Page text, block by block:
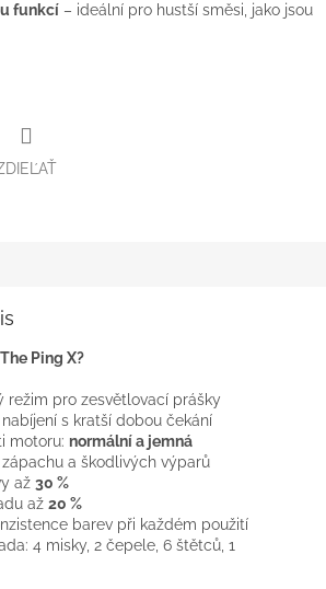
funkcí – ideální pro hustší směsi, jako jsou
Ping X?
režim pro zesvětlovací prášky
s kratší dobou čekání
motoru: normální a jemná
zápachu a škodlivých výparů
až 30 %
až 20 %
barev při každém použití
4 misky, 2 čepele, 6 štětců, 1